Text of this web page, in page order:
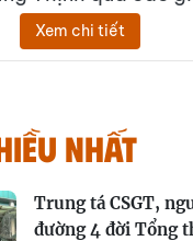
Xem chi tiết
nhất
Trung tá CSGT,
đường 4 đời Tổng